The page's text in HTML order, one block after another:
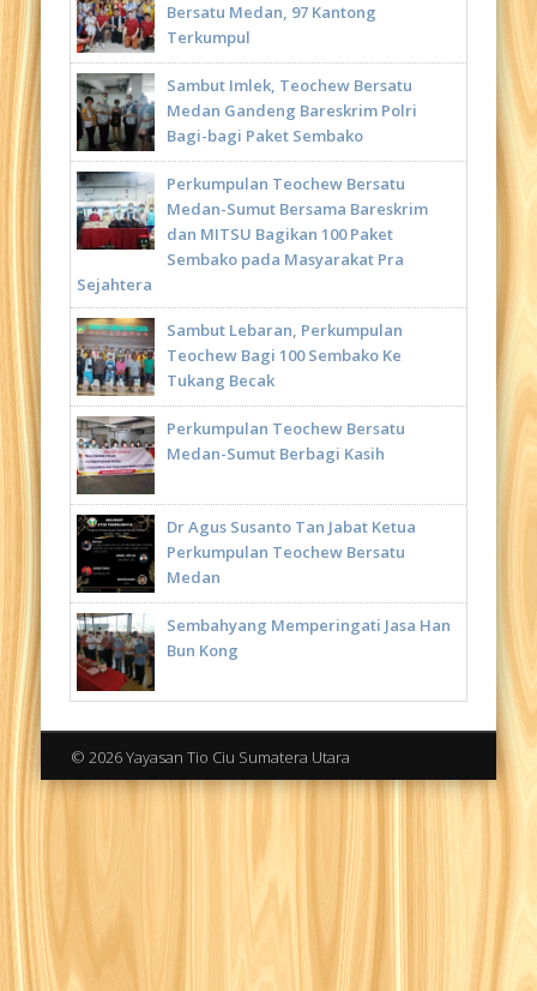
Bersatu Medan, 97 Kantong
Terkumpul
Sambut Imlek, Teochew Bersatu
Medan Gandeng Bareskrim Polri
Bagi-bagi Paket Sembako
Perkumpulan Teochew Bersatu
Medan-Sumut Bersama Bareskrim
dan MITSU Bagikan 100 Paket
Sembako pada Masyarakat Pra
Sejahtera
Sambut Lebaran, Perkumpulan
Teochew Bagi 100 Sembako Ke
Tukang Becak
Perkumpulan Teochew Bersatu
Medan-Sumut Berbagi Kasih
Dr Agus Susanto Tan Jabat Ketua
Perkumpulan Teochew Bersatu
Medan
Sembahyang Memperingati Jasa Han
Bun Kong
© 2026 Yayasan Tio Ciu Sumatera Utara